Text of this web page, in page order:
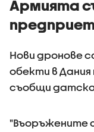
Армията
Нови дронове
обекти в
съобщи
"Въоръжените